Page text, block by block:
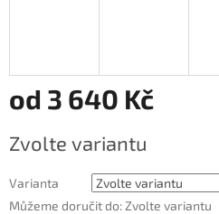
od 3 640 Kč
cena:
Zvolte variantu
Varianta
Můžeme doručit do: Zvolte variantu